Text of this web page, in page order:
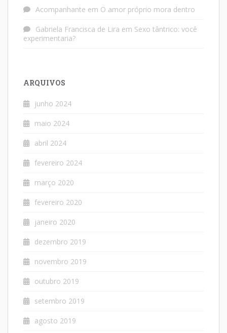
Acompanhante em O amor próprio mora dentro
Gabriela Francisca de Lira em Sexo tântrico: você
experimentaria?
ARQUIVOS
junho 2024
maio 2024
abril 2024
fevereiro 2024
março 2020
fevereiro 2020
janeiro 2020
dezembro 2019
novembro 2019
outubro 2019
setembro 2019
agosto 2019